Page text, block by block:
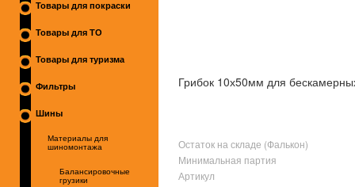
Товары для покраски
Товары для ТО
Товары для туризма
Фильтры
Шины
Материалы для
шиномонтажа
Балансировочные
грузики
Грибок 10х50мм для
Остаток на складе (Фалькон)
Минимальная партия
Артикул